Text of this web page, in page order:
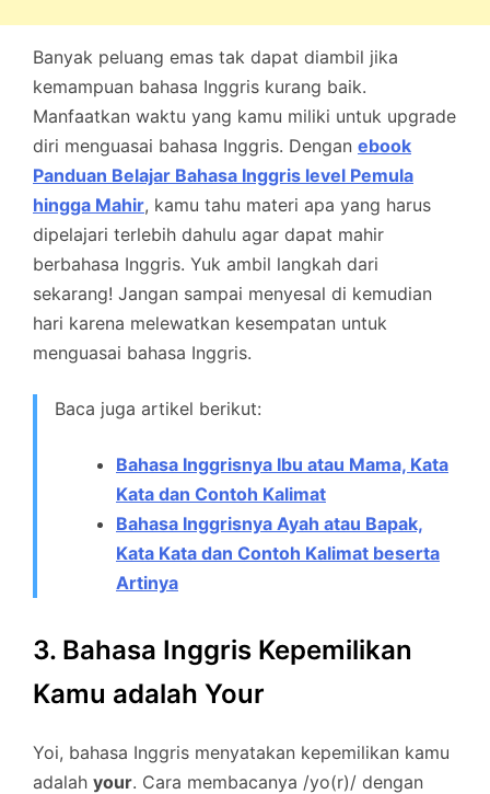
Banyak peluang emas tak dapat diambil jika
kemampuan bahasa Inggris kurang baik.
Manfaatkan waktu yang kamu miliki untuk upgrade
diri menguasai bahasa Inggris. Dengan ebook
Panduan Belajar Bahasa Inggris level Pemula
hingga Mahir, kamu tahu materi apa yang harus
dipelajari terlebih dahulu agar dapat mahir
berbahasa Inggris. Yuk ambil langkah dari
sekarang! Jangan sampai menyesal di kemudian
hari karena melewatkan kesempatan untuk
menguasai bahasa Inggris.
Baca juga artikel berikut:
Bahasa Inggrisnya Ibu atau Mama, Kata
Kata dan Contoh Kalimat
Bahasa Inggrisnya Ayah atau Bapak,
Kata Kata dan Contoh Kalimat beserta
Artinya
3. Bahasa Inggris Kepemilikan
Kamu adalah Your
Yoi, bahasa Inggris menyatakan kepemilikan kamu
adalah your. Cara membacanya /yo(r)/ dengan